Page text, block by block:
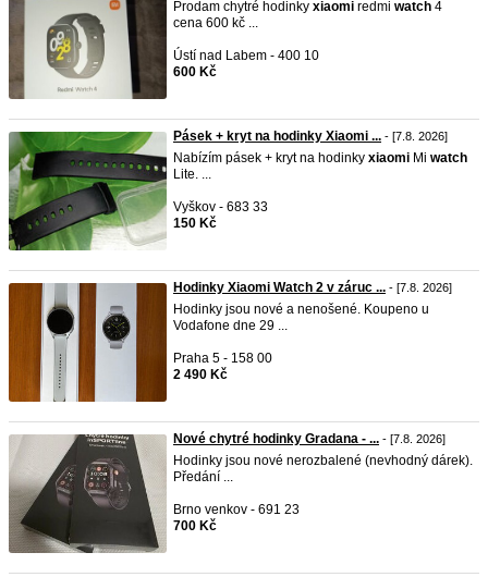
Prodam chytré hodinky xiaomi redmi watch 4
cena 600 kč ...
Ústí nad Labem - 400 10
600 Kč
Pásek + kryt na hodinky Xiaomi ... - [7.8. 2026]
Nabízím pásek + kryt na hodinky xiaomi Mi watch
Lite. ...
Vyškov - 683 33
150 Kč
Hodinky Xiaomi Watch 2 v záruc ... - [7.8. 2026]
Hodinky jsou nové a nenošené. Koupeno u
Vodafone dne 29 ...
Praha 5 - 158 00
2 490 Kč
Nové chytré hodinky Gradana - ... - [7.8. 2026]
Hodinky jsou nové nerozbalené (nevhodný dárek).
Předání ...
Brno venkov - 691 23
700 Kč